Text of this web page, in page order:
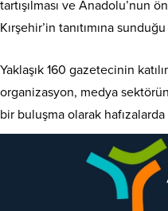
tartışılması ve Anadolu’nun
Kırşehir’in tanıtımına
Yaklaşık 160 gazetecinin
organizasyon, medya
bir buluşma olarak hafızalarda